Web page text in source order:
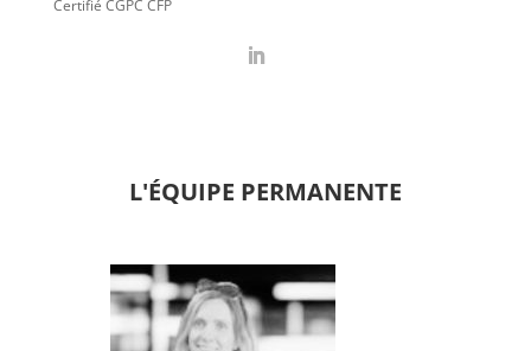
Certifié CGPC CFP
L'ÉQUIPE PERMANENTE